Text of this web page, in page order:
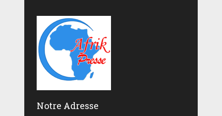
Notre Adresse